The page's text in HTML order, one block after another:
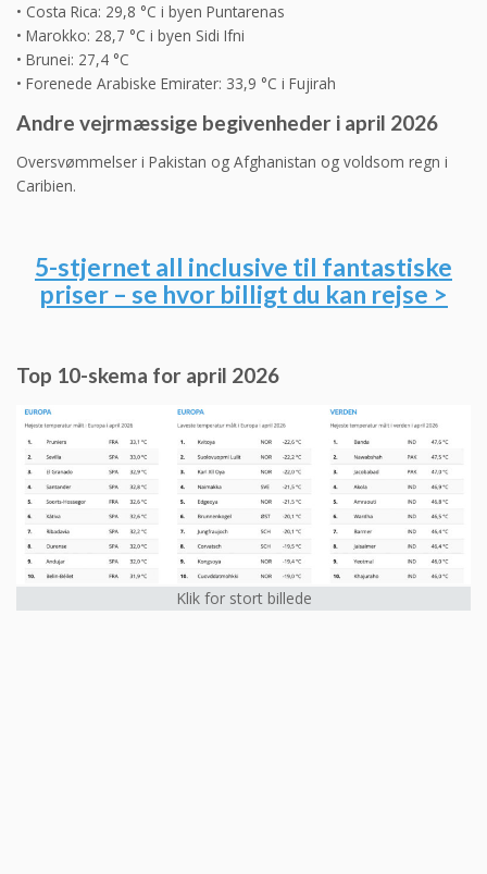
• Costa Rica: 29,8 °C i byen Puntarenas
• Marokko: 28,7 °C i byen Sidi Ifni
• Brunei: 27,4 °C
• Forenede Arabiske Emirater: 33,9 °C i Fujirah
Andre vejrmæssige begivenheder i april 2026
Oversvømmelser i Pakistan og Afghanistan og voldsom regn i
Caribien.
5-stjernet all inclusive til fantastiske
priser – se hvor billigt du kan rejse >
Top 10-skema for april 2026
Klik for stort billede